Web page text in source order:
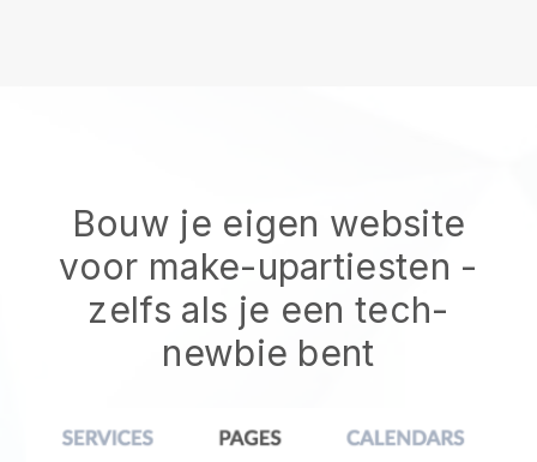
Bouw je eigen website
voor make-upartiesten -
zelfs als je een tech-
newbie bent